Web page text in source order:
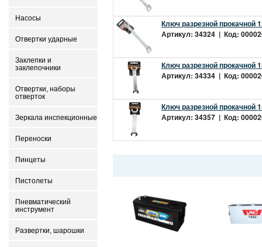
Насосы
Отвертки ударные
Заклепки и
заклепочники
Отвертки, наборы
отверток
Зеркала инспекционные
Переноски
Пинцеты
Пистолеты
Пневматический
инструмент
Развертки, шарошки
Ключ разрезной прокачной
Артикул: 34324 | Код:
Ключ разрезной прокачной
Артикул: 34334 | Код:
Ключ разрезной прокачной
Артикул: 34357 | Код: